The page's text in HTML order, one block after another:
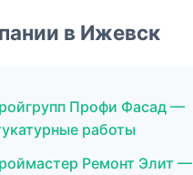
в Ижевск
Профи Фасад —
работы
Ремонт Элит —